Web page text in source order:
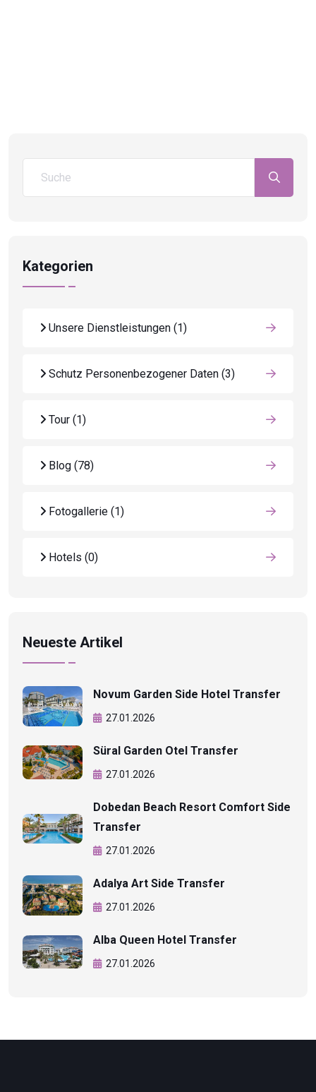
Kategorien
Unsere Dienstleistungen (1)
Schutz Personenbezogener Daten (3)
Tour (1)
Blog (78)
Fotogallerie (1)
Hotels (0)
Neueste Artikel
Novum Garden Side Hotel Transfer
27.01.2026
Süral Garden Otel Transfer
27.01.2026
Dobedan Beach Resort Comfort Side
Transfer
27.01.2026
Adalya Art Side Transfer
27.01.2026
Alba Queen Hotel Transfer
27.01.2026